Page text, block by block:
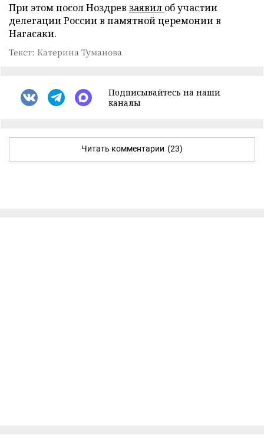
При этом посол Ноздрев заявил об участии
делегации России в памятной церемонии в
Нагасаки.
Текст: Катерина Туманова
Подписывайтесь на наши
каналы
Читать комментарии (23)